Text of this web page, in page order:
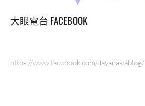
大眼電台 FACEBOOK
https://www.facebook.com/dayanasiablog/